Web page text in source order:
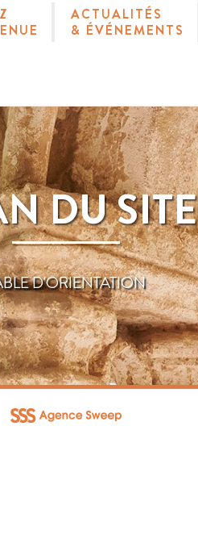
ACTUALITÉS
& ÉVÉNEMENTS
RÉSERVEZ
VOTRE TABLE
DU SITE
D'ORIENTATION